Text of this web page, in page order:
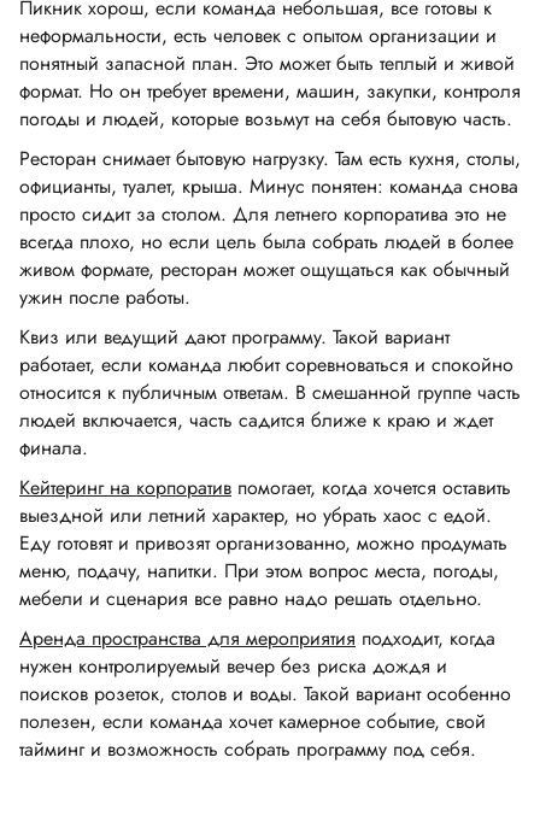
Пикник хорош, если команда небольшая, все готовы к
неформальности, есть человек с опытом организации и
понятный запасной план. Это может быть теплый и живой
формат. Но он требует времени, машин, закупки, контроля
погоды и людей, которые возьмут на себя бытовую часть.
Ресторан снимает бытовую нагрузку. Там есть кухня, столы,
официанты, туалет, крыша. Минус понятен: команда снова
просто сидит за столом. Для летнего корпоратива это не
всегда плохо, но если цель была собрать людей в более
живом формате, ресторан может ощущаться как обычный
ужин после работы.
Квиз или ведущий дают программу. Такой вариант
работает, если команда любит соревноваться и спокойно
относится к публичным ответам. В смешанной группе часть
людей включается, часть садится ближе к краю и ждет
финала.
Кейтеринг на корпоратив помогает, когда хочется оставить
выездной или летний характер, но убрать хаос с едой.
Еду готовят и привозят организованно, можно продумать
меню, подачу, напитки. При этом вопрос места, погоды,
мебели и сценария все равно надо решать отдельно.
Аренда пространства для мероприятия подходит, когда
нужен контролируемый вечер без риска дождя и
поисков розеток, столов и воды. Такой вариант особенно
полезен, если команда хочет камерное событие, свой
тайминг и возможность собрать программу под себя.